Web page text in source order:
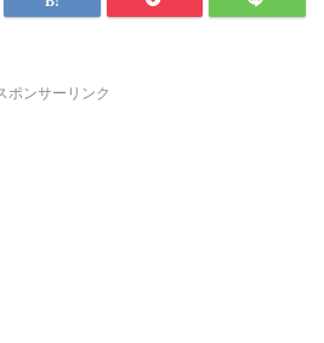
ポンサーリンク